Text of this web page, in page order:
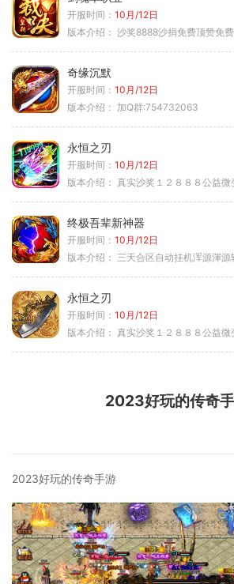
开服时间： 10月/12日
版本介绍： 沙奖8888沙捐免费顶赞免
奇缘沉默
开服时间： 10月/12日
版本介绍： 加Q群:754732063
永恒之刃
开服时间： 10月/12日
版本介绍： 真实沙奖１２８８８公益微
终极吾辈新神器
开服时间： 10月/12日
版本介绍： 三天合区自动挂机浑源渾源
永恒之刃
开服时间： 10月/12日
版本介绍： 真实沙奖１２８８８公益微
2023好玩的传奇
2023好玩的传奇手游